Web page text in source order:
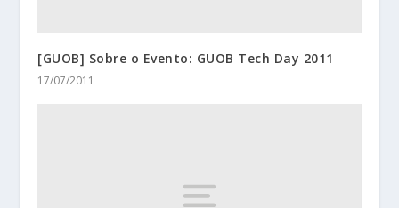
[GUOB] Sobre o Evento: GUOB Tech Day 2011
17/07/2011